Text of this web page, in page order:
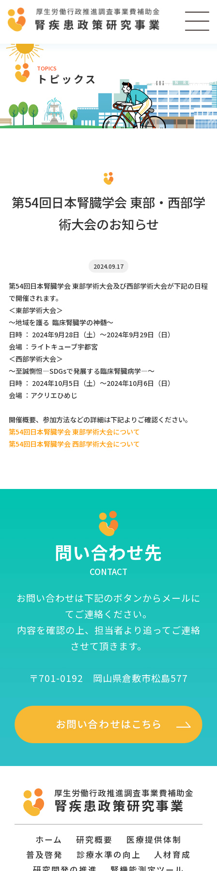
TOPICS
トピックス
第54回日本腎臓学会 東部・西部学
術大会のお知らせ
2024.09.17
第54回日本腎臓学会 東部学術大会及び西部学術大会が下記の日程
で開催されます。
＜東部学術大会＞
～地域を護る 臨床腎臓学の神髄～
日時 ： 2024年9月28日（土）～2024年9月29日（日）
会場 ：ライトキューブ宇都宮
＜西部学術大会＞
～至誠惻怛―SDGsで発展する臨床腎臓病学―～
日時 ： 2024年10月5日（土）～2024年10月6日（日）
会場 ：アクリエひめじ
開催概要、参加方法などの詳細は下記よりご確認ください。
第54回日本腎臓学会 東部学術大会について
第54回日本腎臓学会 西部学術大会について
問い合わせ先
CONTACT
お問い合わせは下記のボタンからメールに
てご連絡ください。
内容を確認の上、担当者より追ってご連絡
させて頂きます。
〒701-0192 岡山県倉敷市松島577
厚生労働行政推進調査事業費補助金
腎疾患政策研究事業
ホーム 研究概要
医療提供体制
普及啓発
診療水準の向上
人材育成